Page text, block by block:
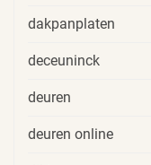
dakpanplaten
deceuninck
deuren
deuren online